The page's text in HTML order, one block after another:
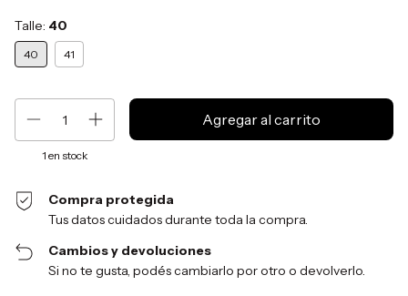
Talle: 40
40 41
1 en stock
Compra protegida
Tus datos cuidados durante toda la compra.
Cambios y devoluciones
Si no te gusta, podés cambiarlo por otro o devolverlo.